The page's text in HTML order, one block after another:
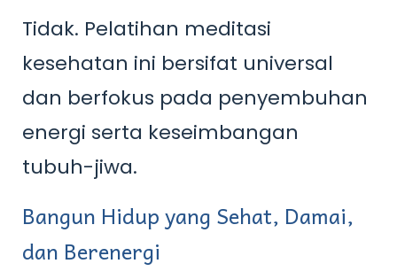
Tidak. Pelatihan meditasi
kesehatan ini bersifat universal
dan berfokus pada penyembuhan
energi serta keseimbangan
tubuh-jiwa.
Bangun Hidup yang Sehat, Damai,
dan Berenergi